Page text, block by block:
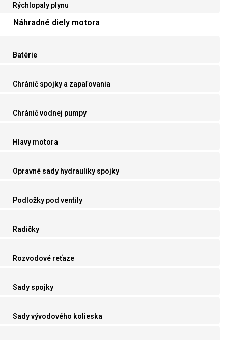
Rýchlopaly plynu
Náhradné diely motora
Batérie
Chránič spojky a zapaľovania
Chránič vodnej pumpy
Hlavy motora
Opravné sady hydrauliky spojky
Podložky pod ventily
Radičky
Rozvodové reťaze
Sady spojky
Sady vývodového kolieska